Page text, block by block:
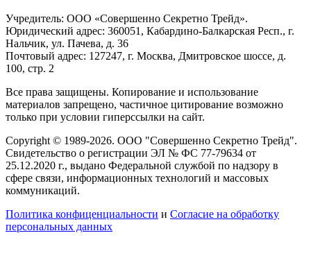
Учредитель: ООО «Совершенно Секретно Трейд».
Юридический адрес: 360051, Кабардино-Балкарская Респ., г.
Нальчик, ул. Пачева, д. 36
Почтовый адрес: 127247, г. Москва, Дмитровское шоссе, д.
100, стр. 2
Все права защищены. Копирование и использование
материалов запрещено, частичное цитирование возможно
только при условии гиперссылки на сайт.
Copyright © 1989-2026. ООО "Совершенно Секретно Трейд".
Свидетельство о регистрации ЭЛ № ФС 77-79634 от
25.12.2020 г., выдано Федеральной службой по надзору в
сфере связи, информационных технологий и массовых
коммуникаций.
Политика конфиценциальности и Согласие на обработку
персональных данных